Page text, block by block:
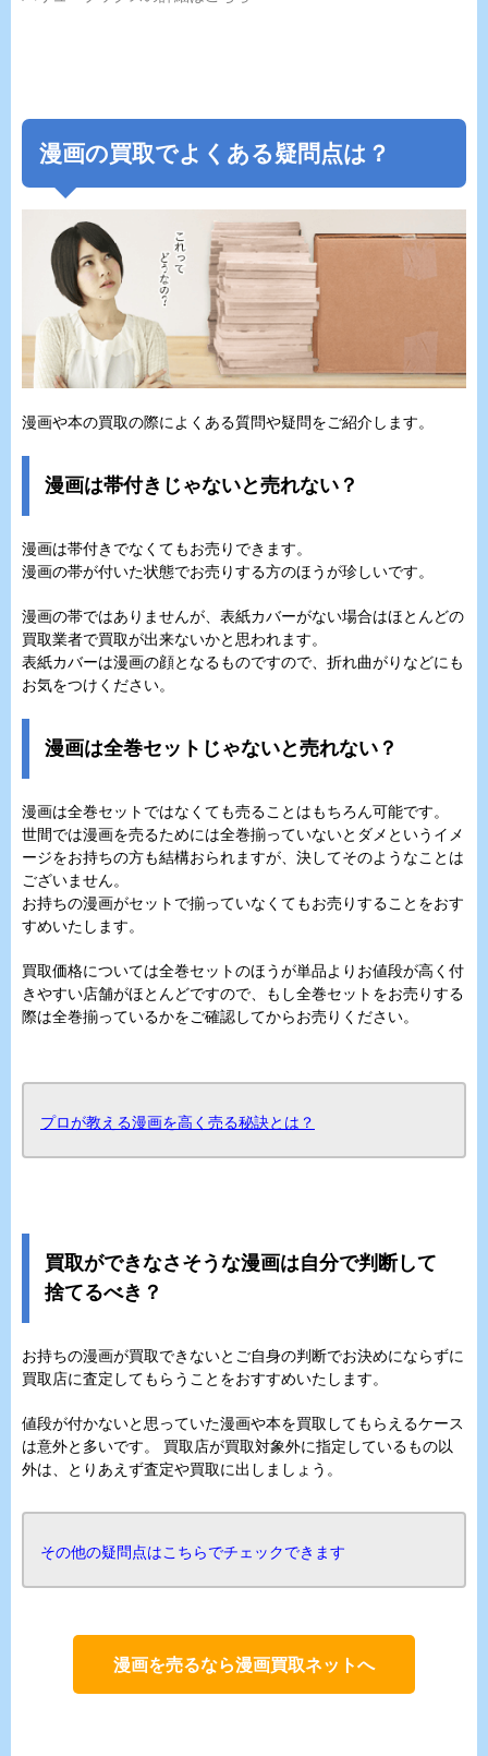
漫画の買取でよくある疑問点は？
漫画や本の買取の際によくある質問や疑問をご紹介します。
漫画は帯付きじゃないと売れない？
漫画は帯付きでなくてもお売りできます。
漫画の帯が付いた状態でお売りする方のほうが珍しいです。
漫画の帯ではありませんが、表紙カバーがない場合はほとんどの
買取業者で買取が出来ないかと思われます。
表紙カバーは漫画の顔となるものですので、折れ曲がりなどにも
お気をつけください。
漫画は全巻セットじゃないと売れない？
漫画は全巻セットではなくても売ることはもちろん可能です。
世間では漫画を売るためには全巻揃っていないとダメというイメ
ージをお持ちの方も結構おられますが、決してそのようなことは
ございません。
お持ちの漫画がセットで揃っていなくてもお売りすることをおす
すめいたします。
買取価格については全巻セットのほうが単品よりお値段が高く付
きやすい店舗がほとんどですので、もし全巻セットをお売りする
際は全巻揃っているかをご確認してからお売りください。
プロが教える漫画を高く売る秘訣とは？
買取ができなさそうな漫画は自分で判断して
捨てるべき？
お持ちの漫画が買取できないとご自身の判断でお決めにならずに
買取店に査定してもらうことをおすすめいたします。
値段が付かないと思っていた漫画や本を買取してもらえるケース
は意外と多いです。 買取店が買取対象外に指定しているもの以
外は、とりあえず査定や買取に出しましょう。
その他の疑問点はこちらでチェックできます
漫画を売るなら漫画買取ネットへ